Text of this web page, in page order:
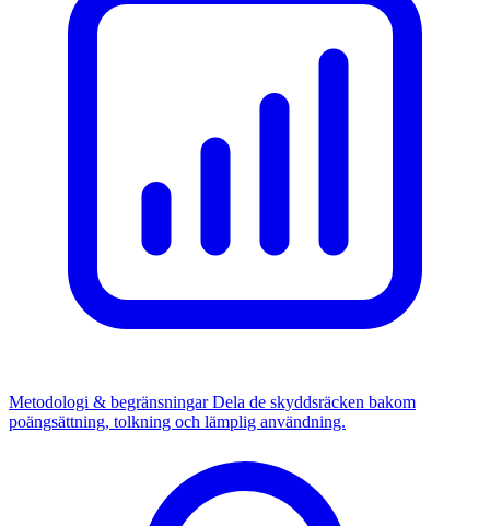
Metodologi & begränsningarDela de skyddsräcken bakom
poängsättning, tolkning och lämplig användning.